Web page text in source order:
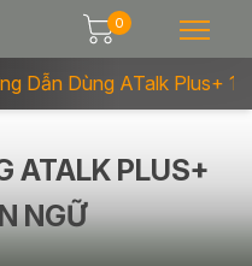
0
Dẫn Dùng ATalk Plus+
ATALK PLUS+
NGỮ